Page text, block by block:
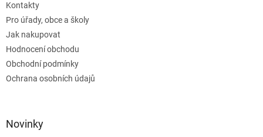
Kontakty
Pro úřady, obce a školy
Jak nakupovat
Hodnocení obchodu
Obchodní podmínky
Ochrana osobních údajů
Novinky